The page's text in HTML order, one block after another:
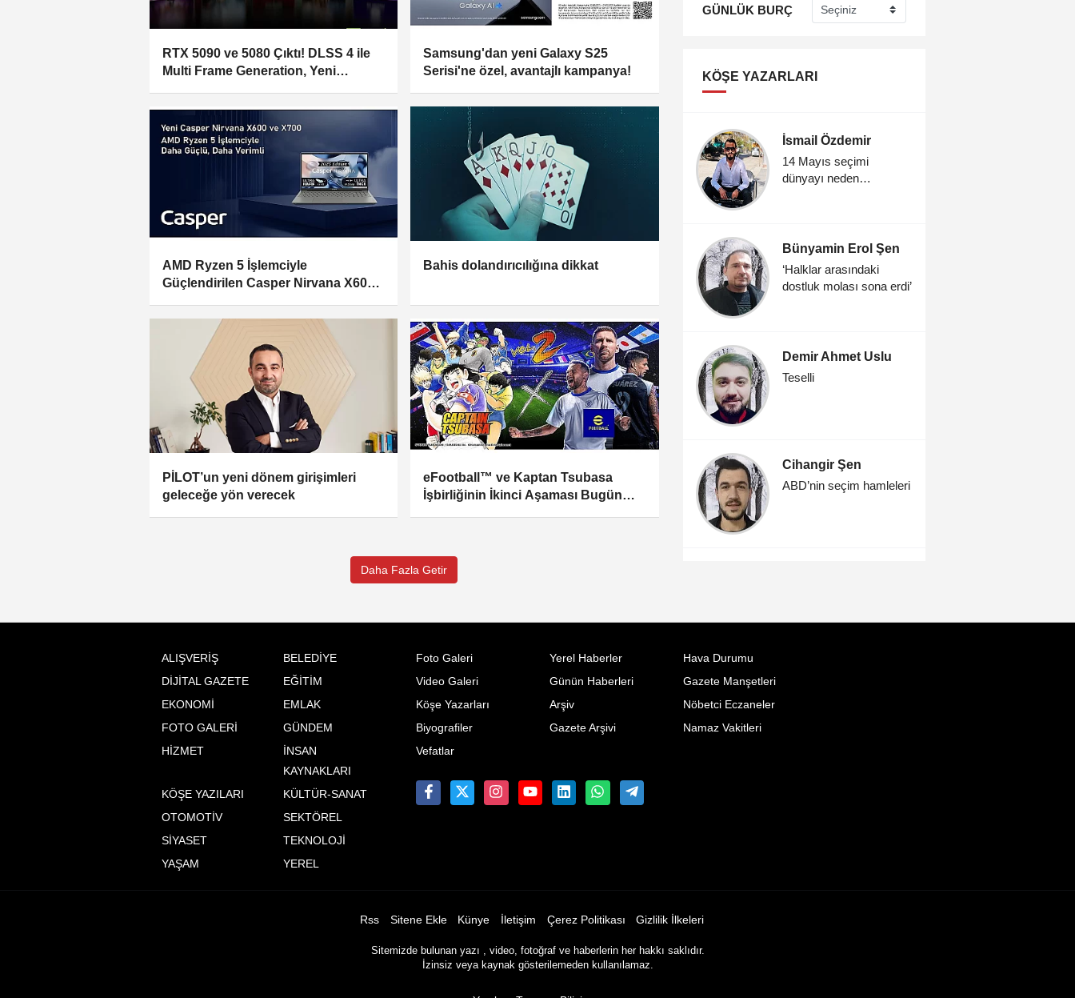
RTX 5090 ve 5080 Çıktı! DLSS 4 ile
Multi Frame Generation, Yeni
Şimdi Yayında
Samsung'dan yeni Galaxy S25
Serisi'ne özel, avantajlı kampanya!
AMD Ryzen 5 İşlemciyle
Güçlendirilen Casper Nirvana X600
Bahis dolandırıcılığına dikkat
PİLOT’un yeni dönem girişimleri
geleceğe yön verecek
eFootball™ ve Kaptan Tsubasa
İşbirliğinin İkinci Aşaması Bugün
Daha Fazla Getir
GÜNLÜK BURÇ
KÖŞE YAZARLARI
İsmail Özdemir
14 Mayıs seçimi
dünyayı neden
Bünyamin Erol Şen
‘Halklar arasındaki
dostluk molası sona erdi’
Demir Ahmet Uslu
Teselli
Cihangir Şen
ABD’nin seçim hamleleri
ALIŞVERİŞ
BELEDİYE
DİJİTAL GAZETE
EĞİTİM
EKONOMİ
EMLAK
FOTO GALERİ
GÜNDEM
HİZMET
İNSAN
KAYNAKLARI
KÖŞE YAZILARI
KÜLTÜR-SANAT
OTOMOTİV
SEKTÖREL
SİYASET
TEKNOLOJİ
YAŞAM
YEREL
Foto Galeri
Video Galeri
Köşe Yazarları
Biyografiler
Vefatlar
Yerel Haberler
Günün Haberleri
Arşiv
Gazete Arşivi
Hava Durumu
Gazete Manşetleri
Nöbetci Eczaneler
Namaz Vakitleri
Rss Sitene Ekle Künye İletişim Çerez Politikası Gizlilik İlkeleri
Sitemizde bulunan yazı , video, fotoğraf ve haberlerin her hakkı saklıdır.
İzinsiz veya kaynak gösterilemeden kullanılamaz.